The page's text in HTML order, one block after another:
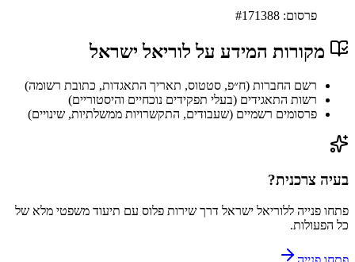
פרסום: # 171388
מקורות המידע על לוריאל ישראל
רשם החברות (ח״פ, סטטוס, תאריך התאגדות, כתובת רשומה)
רשות התאגידים (בעלי תפקידים נוכחיים והיסטוריים)
פרסומים רשמיים (שעבודים, התקשרויות ממשלתיות, שינויים)
בעיה צרכנית?
פתחו פנייה ללוריאל ישראל דרך שירות פלוס עם תיעוד משפטי מלא של
כל הפעולות.